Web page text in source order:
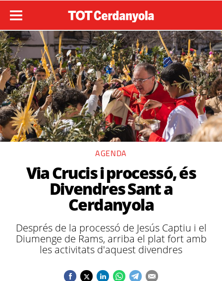
AGENDA
Via Crucis i processó, és
Divendres Sant a
Cerdanyola
Després de la processó de Jesús Captiu i el
Diumenge de Rams, arriba el plat fort amb
les activitats d'aquest divendres